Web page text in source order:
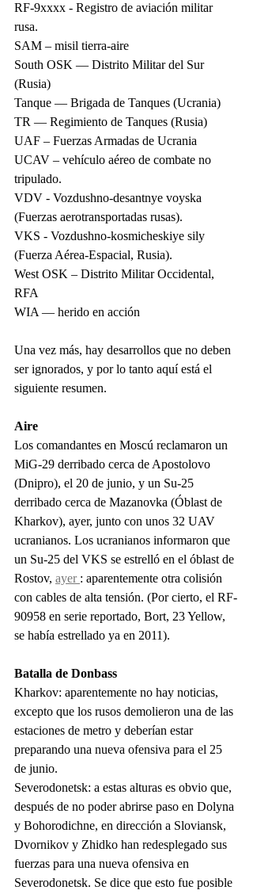
RF-9xxxx - Registro de aviación militar
rusa.
SAM – misil tierra-aire
South OSK — Distrito Militar del Sur
(Rusia)
Tanque — Brigada de Tanques (Ucrania)
TR — Regimiento de Tanques (Rusia)
UAF – Fuerzas Armadas de Ucrania
UCAV – vehículo aéreo de combate no
tripulado.
VDV - Vozdushno-desantnye voyska
(Fuerzas aerotransportadas rusas).
VKS - Vozdushno-kosmicheskiye sily
(Fuerza Aérea-Espacial, Rusia).
West OSK – Distrito Militar Occidental,
RFA
WIA — herido en acción
Una vez más, hay desarrollos que no deben
ser ignorados, y por lo tanto aquí está el
siguiente resumen.
Aire
Los comandantes en Moscú reclamaron un
MiG-29 derribado cerca de Apostolovo
(Dnipro), el 20 de junio, y un Su-25
derribado cerca de Mazanovka (Óblast de
Kharkov), ayer, junto con unos 32 UAV
ucranianos. Los ucranianos informaron que
un Su-25 del VKS se estrelló en el óblast de
Rostov, ayer : aparentemente otra colisión
con cables de alta tensión. (Por cierto, el RF-
90958 en serie reportado, Bort, 23 Yellow,
se había estrellado ya en 2011).
Batalla de Donbass
Kharkov: aparentemente no hay noticias,
excepto que los rusos demolieron una de las
estaciones de metro y deberían estar
preparando una nueva ofensiva para el 25
de junio.
Severodonetsk: a estas alturas es obvio que,
después de no poder abrirse paso en Dolyna
y Bohorodichne, en dirección a Sloviansk,
Dvornikov y Zhidko han redesplegado sus
fuerzas para una nueva ofensiva en
Severodonetsk. Se dice que esto fue posible